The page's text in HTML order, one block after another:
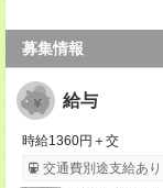
募集情報
給与
時給1360円＋交
交通費別途支給あり